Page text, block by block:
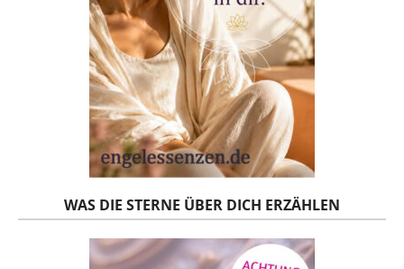
WAS DIE STERNE ÜBER DICH ERZÄHLEN